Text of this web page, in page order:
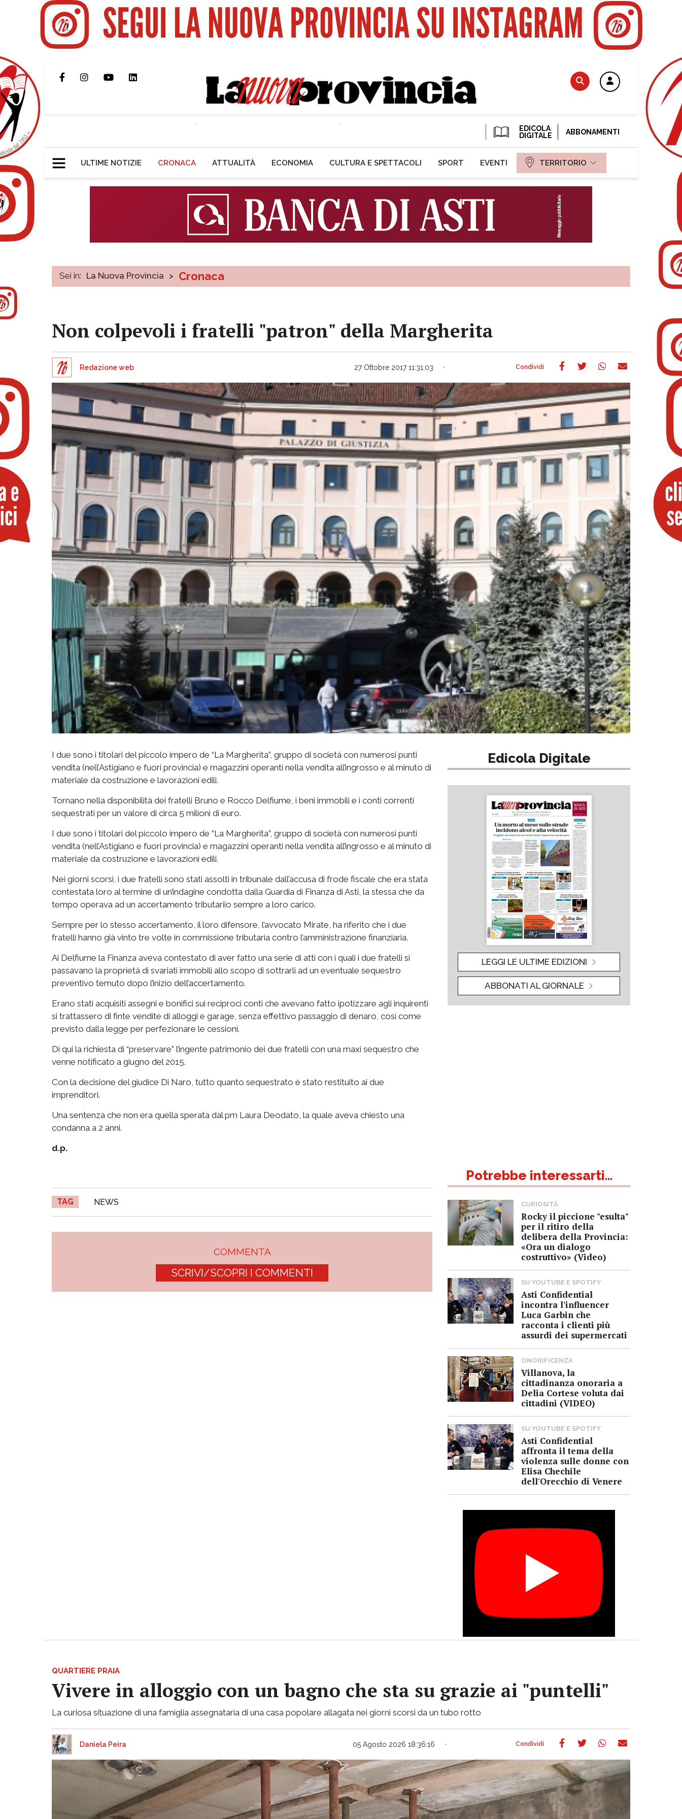
EDICOLA
DIGITALE
ABBONAMENTI
ULTIME NOTIZIE CRONACA ATTUALITÀ ECONOMIA CULTURA E SPETTACOLI SPORT EVENTI TERRITORIO
Sei in: La Nuova Provincia > Cronaca
Non colpevoli i fratelli "patron" della Margherita
Redazione web 27 Ottobre 2017 11:31:03
I due sono i titolari del piccolo impero de “La Margherita”, gruppo di società con numerosi punti
vendita (nell’Astigiano e fuori provincia) e magazzini operanti nella vendita all’ingrosso e al minuto di
materiale da costruzione e lavorazioni edili.
Tornano nella disponibilità dei fratelli Bruno e Rocco Delfiume, i beni immobili e i conti correnti
sequestrati per un valore di circa 5 milioni di euro.
I due sono i titolari del piccolo impero de “La Margherita”, gruppo di società con numerosi punti
vendita (nell’Astigiano e fuori provincia) e magazzini operanti nella vendita all’ingrosso e al minuto di
materiale da costruzione e lavorazioni edili.
Nei giorni scorsi, i due fratelli sono stati assolti in tribunale dall’accusa di frode fiscale che era stata
contestata loro al termine di un’indagine condotta dalla Guardia di Finanza di Asti, la stessa che da
tempo operava ad un accertamento tributariio sempre a loro carico.
Sempre per lo stesso accertamento, il loro difensore, l’avvocato Mirate, ha riferito che i due
fratelli hanno già vinto tre volte in commissione tributaria contro l’amministrazione finanziaria.
Ai Delfiume la Finanza aveva contestato di aver fatto una serie di atti con i quali i due fratelli si
passavano la proprietà di svariati immobili allo scopo di sottrarli ad un eventuale sequestro
preventivo temuto dopo l’inizio dell’accertamento.
Erano stati acquisiti assegni e bonifici sui reciproci conti che avevano fatto ipotizzare agli inquirenti
si trattassero di finte vendite di alloggi e garage, senza effettivo passaggio di denaro, così come
previsto dalla legge per perfezionare le cessioni.
Di qui la richiesta di “preservare” l’ingente patrimonio dei due fratelli con una maxi sequestro che
venne notificato a giugno del 2015.
Con la decisione del giudice Di Naro, tutto quanto sequestrato è stato restituito ai due
imprenditori.
Una sentenza che non era quella sperata dal pm Laura Deodato, la quale aveva chiesto una
condanna a 2 anni.
d.p.
TAG NEWS
COMMENTA
SCRIVI/SCOPRI I COMMENTI
Edicola Digitale
LEGGI LE ULTIME EDIZIONI
ABBONATI AL GIORNALE
Potrebbe interessarti...
CURIOSITÀ
Rocky il piccione "esulta"
per il ritiro della
delibera della Provincia:
«Ora un dialogo
costruttivo» (Video)
SU YOUTUBE E SPOTIFY
Asti Confidential
incontra l'influencer
Luca Garbin che
racconta i clienti più
assurdi dei supermercati
ONORIFICENZA
Villanova, la
cittadinanza onoraria a
Delia Cortese voluta dai
cittadini (VIDEO)
SU YOUTUBE E SPOTIFY
Asti Confidential
affronta il tema della
violenza sulle donne con
Elisa Chechile
dell'Orecchio di Venere
QUARTIERE PRAIA
Vivere in alloggio con un bagno che sta su grazie ai "puntelli"
La curiosa situazione di una famiglia assegnataria di una casa popolare allagata nei giorni scorsi da un tubo rotto
Daniela Peira 05 Agosto 2026 18:36:16